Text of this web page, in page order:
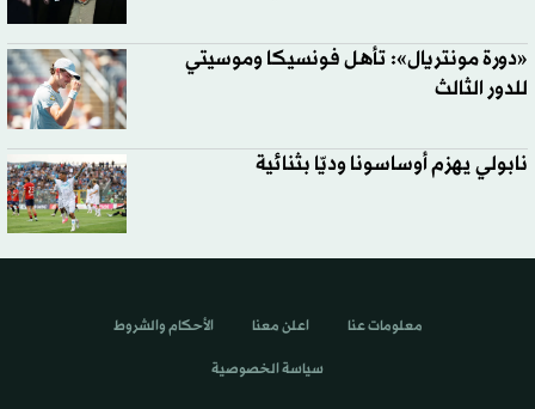
«دورة مونتريال»: تأهل فونسيكا وموسيتي
للدور الثالث
نابولي يهزم أوساسونا وديّا بثنائية
معلومات عنا اعلن معنا الأحكام والشروط
سياسة الخصوصية